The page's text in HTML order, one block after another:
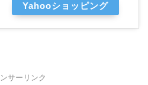
Yahooショッピング
サーリンク